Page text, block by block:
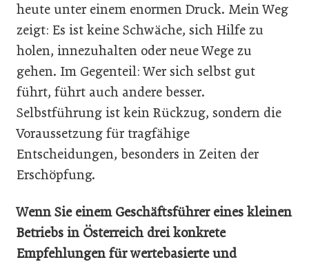
heute unter einem enormen Druck. Mein Weg
zeigt: Es ist keine Schwäche, sich Hilfe zu
holen, innezuhalten oder neue Wege zu
gehen. Im Gegenteil: Wer sich selbst gut
führt, führt auch andere besser.
Selbstführung ist kein Rückzug, sondern die
Voraussetzung für tragfähige
Entscheidungen, besonders in Zeiten der
Erschöpfung.
Wenn Sie einem Geschäftsführer eines kleinen
Betriebs in Österreich drei konkrete
Empfehlungen für wertebasierte und